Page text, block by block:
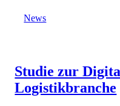
News
Studie zur
Logistikbranche